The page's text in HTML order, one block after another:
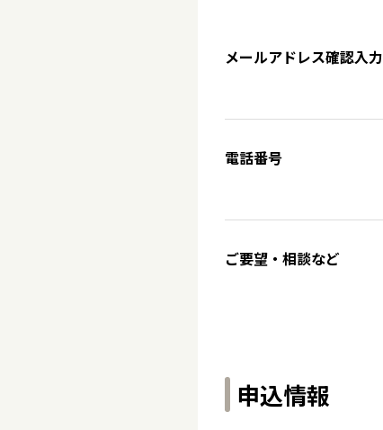
メールアドレス確認入力
電話番号
ご要望・相談など
申込情報